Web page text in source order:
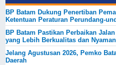
BP Batam Dukung Penertiban
Ketentuan Peraturan Perundang-
BP Batam Pastikan Perbaikan
yang Lebih Berkualitas dan Nyaman
Jelang Agustusan 2026, Pemko
Daerah